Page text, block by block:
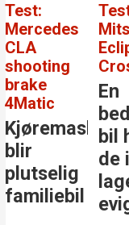
Test:
Mercedes
CLA
shooting
brake
4Matic
blir
plutselig
familiebil
En
bil
de